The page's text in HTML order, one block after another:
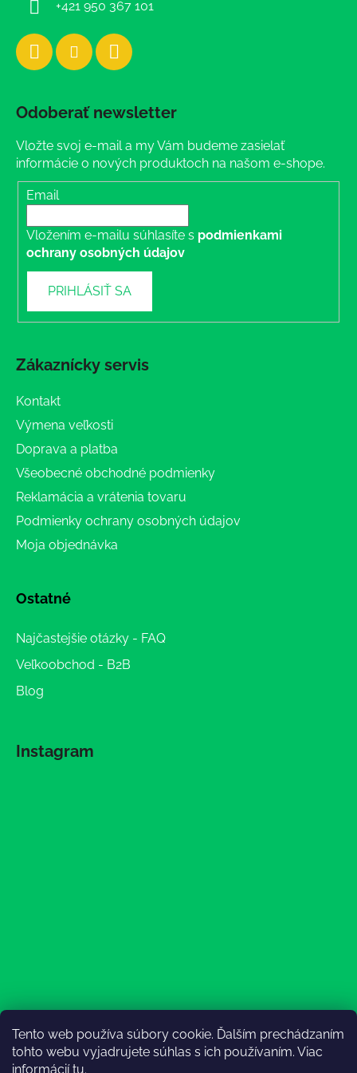
Tento web používa súbory cookie. Ďalším prechádzaním
tohto webu vyjadrujete súhlas s ich používaním. Viac
informáciítu.
+421 950 367 101
Odoberať newsletter
Vložte svoj e-mail a my Vám budeme zasielať
informácie o nových produktoch na našom e-shope.
Email
Vložením e-mailu súhlasíte s podmienkami
ochrany osobných údajov
PRIHLÁSIŤ SA
Zákaznícky servis
Kontakt
Výmena veľkosti
Doprava a platba
Všeobecné obchodné podmienky
Reklamácia a vrátenia tovaru
Podmienky ochrany osobných údajov
Moja objednávka
Ostatné
Najčastejšie otázky - FAQ
Veľkoobchod - B2B
Blog
Instagram
Sledovať na Instagrame